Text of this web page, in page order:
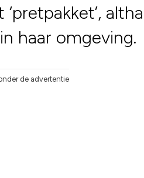
haar omgeving.
de advertentie